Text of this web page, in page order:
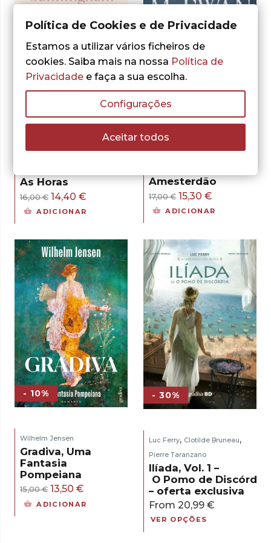
- 10%
As Horas
16,00€ O
preço
era:
16,00 €.
14,40 €
é:
14,40 €.
ADICIONAR
- 10%
Amesterdão
17,00€ O
preço
era:
17,00 €.
15,30 €O
preço
é:
15,30 €.
ADICIONAR
- 10%
Wilhelm Jensen
Gradiva, Uma
Fantasia
Pompeiana
15,00€ O
preço
13,50 €
preço
ADICIONAR
- 30%
Luc Ferry, Clotilde Bruneau,
Pierre Taranzano
Ilíada, Vol. 1 –
O Pomo de Discórdia
– oferta exclusiva
From 20,99 €
VER OPÇÕES
Política de Cookies e de Privacidade
Estamos a utilizar vários ficheiros de
cookies. Saiba mais na nossa Política de
Privacidade e faça a sua escolha.
Configurações
Aceitar todos